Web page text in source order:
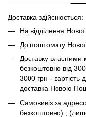
Доставка здійснюється:
На відділення
До поштомату
Доставку власними
безкоштовно від
3000 грн - вартість
доставка Новою
Самовивіз за
безкоштовно) ,